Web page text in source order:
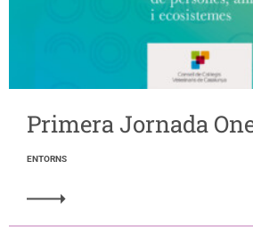
Primera Jornada
ENTORNS